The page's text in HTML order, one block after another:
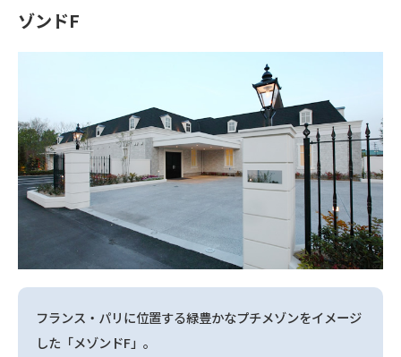
ゾンドF
フランス・パリに位置する緑豊かなプチメゾンをイメージ
した「メゾンドF」。